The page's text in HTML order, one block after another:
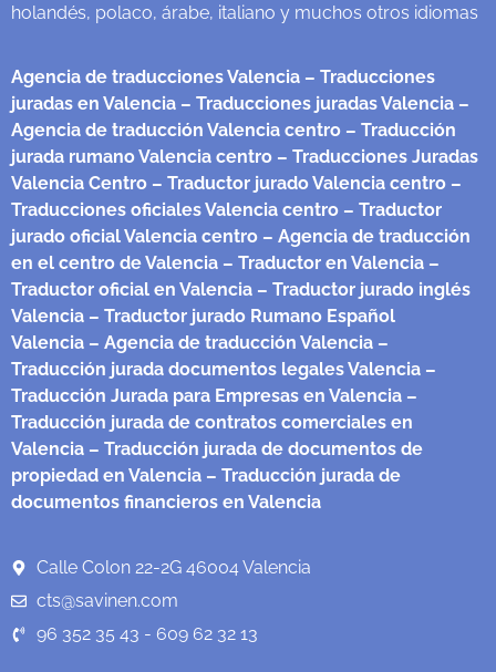
holandés, polaco, árabe, italiano y muchos otros idiomas
Agencia de traducciones Valencia – Traducciones
juradas en Valencia – Traducciones juradas Valencia –
Agencia de traducción Valencia centro – Traducción
jurada rumano Valencia centro – Traducciones Juradas
Valencia Centro – Traductor jurado Valencia centro –
Traducciones oficiales Valencia centro – Traductor
jurado oficial Valencia centro – Agencia de traducción
en el centro de Valencia – Traductor en Valencia –
Traductor oficial en Valencia – Traductor jurado inglés
Valencia – Traductor jurado Rumano Español
Valencia – Agencia de traducción Valencia –
Traducción jurada documentos legales Valencia –
Traducción Jurada para Empresas en Valencia –
Traducción jurada de contratos comerciales en
Valencia – Traducción jurada de documentos de
propiedad en Valencia – Traducción jurada de
documentos financieros en Valencia
Calle Colon 22-2G 46004 Valencia
cts@savinen.com
96 352 35 43 - 609 62 32 13